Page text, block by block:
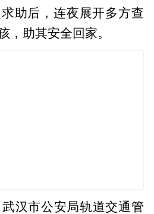
助后，连夜展开多方查
，助其安全回家。
汉市公安局轨道交通管